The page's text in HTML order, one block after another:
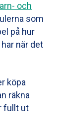
och
som
på hur
när det
köpa
räkna
fullt ut